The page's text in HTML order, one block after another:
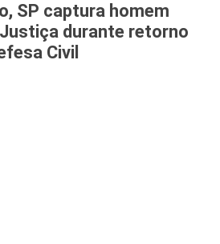
SP captura homem
durante retorno
Civil